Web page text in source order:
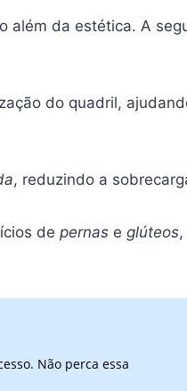
além da estética. A
do quadril,
, reduzindo a
de pernas e glúteos
Não perca essa